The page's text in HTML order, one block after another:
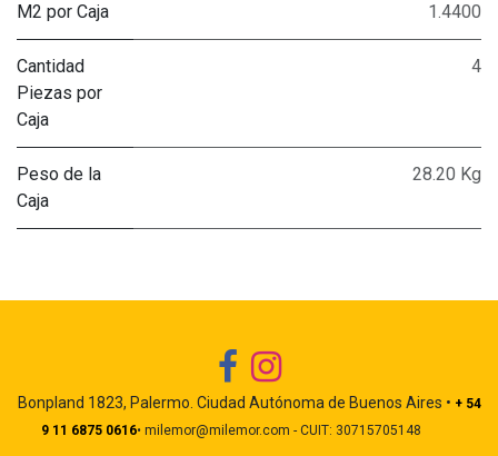
M2 por Caja 1.4400
Cantidad
Piezas por
Caja
4
Peso de la
Caja
28.20 Kg
Bonpland 1823, Palermo. Ciudad Autónoma de Buenos Aires • + 54
9 11 6875 0616• milemor@milemor.com - CUIT: 30715705148